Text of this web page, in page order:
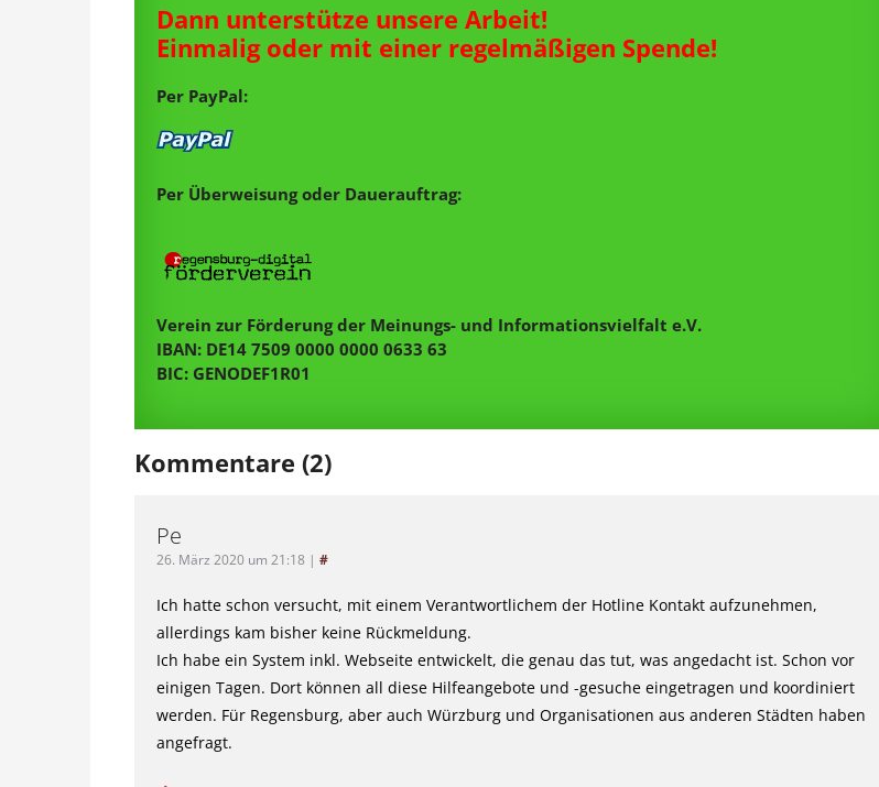
Dann unterstütze unsere Arbeit!
Einmalig oder mit einer regelmäßigen Spende!
Per PayPal:
Per Überweisung oder Dauerauftrag:
Verein zur Förderung der Meinungs- und Informationsvielfalt e.V.
IBAN: DE14 7509 0000 0000 0633 63
BIC: GENODEF1R01
Kommentare (2)
Pe
26. März 2020 um 21:18 | #
Ich hatte schon versucht, mit einem Verantwortlichem der Hotline Kontakt aufzunehmen,
allerdings kam bisher keine Rückmeldung.
Ich habe ein System inkl. Webseite entwickelt, die genau das tut, was angedacht ist. Schon vor
einigen Tagen. Dort können all diese Hilfeangebote und -gesuche eingetragen und koordiniert
werden. Für Regensburg, aber auch Würzburg und Organisationen aus anderen Städten haben
angefragt.